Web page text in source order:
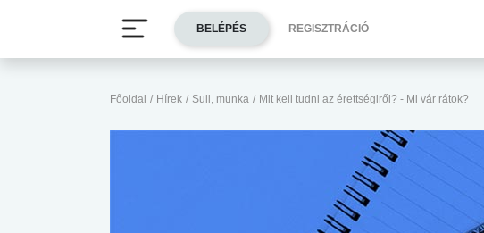
Főoldal / Hírek / Suli, munka / Mit kell tudni az érettségiről? - Mi vár rátok?
BELÉPÉS REGISZTRÁCIÓ